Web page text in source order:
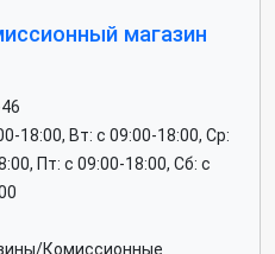
магазин
18:00, Вт: c 09:00-18:00, Ср:
Пт: c 09:00-18:00, Сб: c
Комиссионные